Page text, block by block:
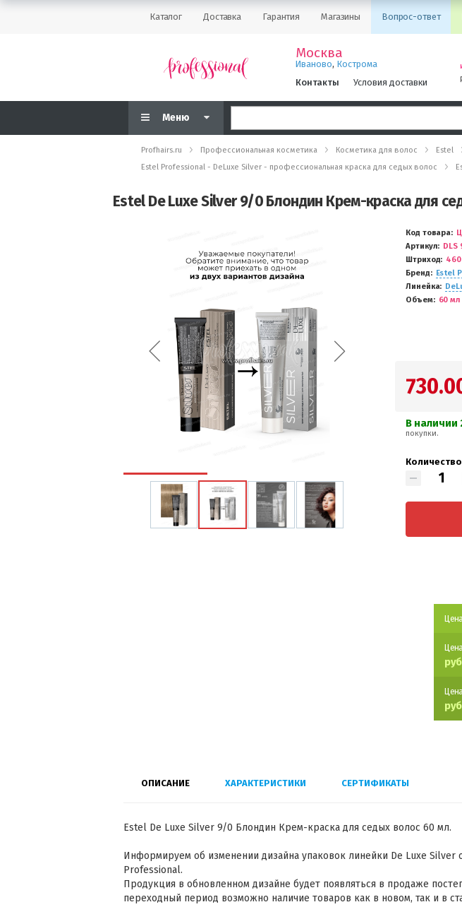
Каталог Доставка Гарантия Магазины Вопрос-ответ
Москва
Иваново, Кострома
Контакты
Условия доставки
Меню
Profhairs.ru Профессиональная косметика Косметика для волос Estel
Estel Professional - DeLuxe Silver - профессиональная краска для седых волос
Estel De Luxe Silver 9/0 Блондин Крем-краска для
Код товара
Артикул
DLS
Штриход
Бренд
Estel
Линейка
Объем
60 мл
В наличии
покупки.
Количество
руб
руб
ОПИСАНИЕ ХАРАКТЕРИСТИКИ СЕРТИФИКАТЫ
Estel De Luxe Silver 9/0 Блондин Крем-краска для седых волос 60 мл.
Информируем об изменении дизайна упаковок линейки De Luxe Silver
Professional.
Продукция в обновленном дизайне будет появляться в продаже
переходный период возможно наличие товаров как в новом, так и в